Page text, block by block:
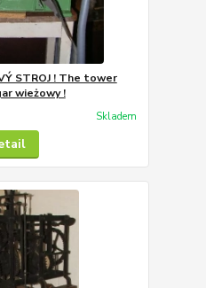
STROJ ! The tower
wieżowy !
Skladem